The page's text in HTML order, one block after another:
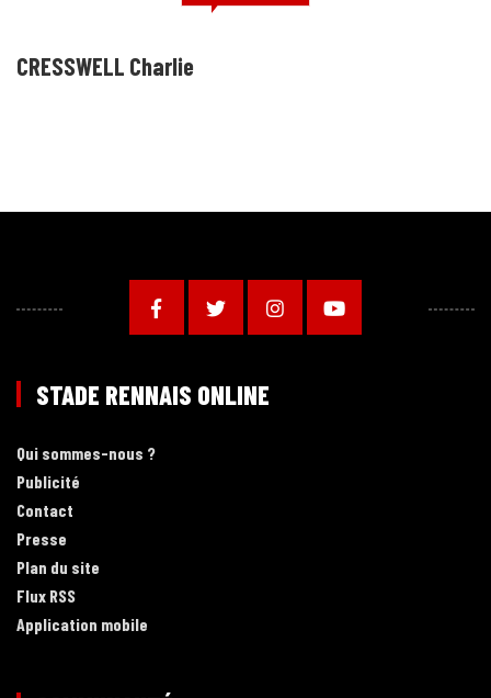
CRESSWELL Charlie
STADE RENNAIS ONLINE
Qui sommes-nous ?
Publicité
Contact
Presse
Plan du site
Flux RSS
Application mobile